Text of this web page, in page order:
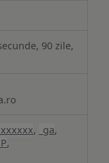
90 zile,
, _ga,
,